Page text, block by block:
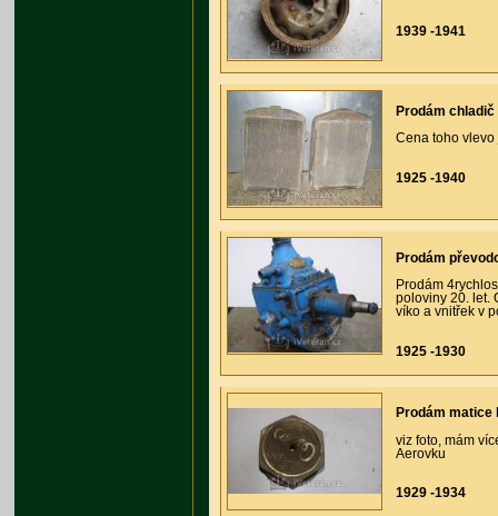
1939 -1941
Prodám
Cena toho
1925 -1940
Prodám
Prodám
poloviny 20. let.
víko a vnitřek v
1925 -1930
Prodám matice
viz foto, mám
Aerovku
1929 -1934